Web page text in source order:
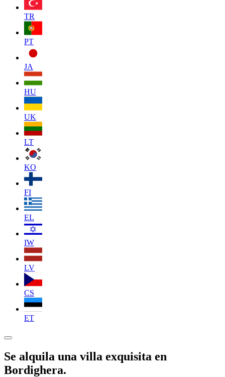
TR
PT
JA
HU
UK
LT
KO
FI
EL
IW
LV
CS
ET
Se alquila una villa exquisita en
Bordighera.